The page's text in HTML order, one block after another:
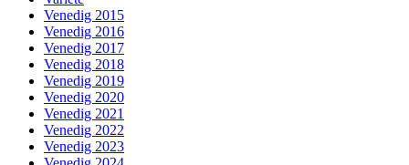
Venedig 2015
Venedig 2016
Venedig 2017
Venedig 2018
Venedig 2019
Venedig 2020
Venedig 2021
Venedig 2022
Venedig 2023